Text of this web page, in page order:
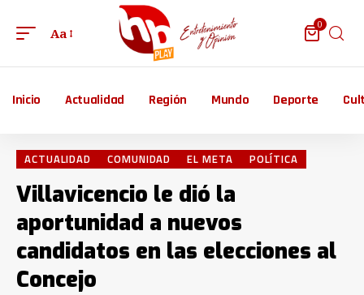
Aa
0
Inicio Actualidad Región Mundo Deporte
ACTUALIDAD COMUNIDAD EL META POLÍTICA
Villavicencio le dió la
aportunidad a nuevos
candidatos en las elecciones al
Concejo